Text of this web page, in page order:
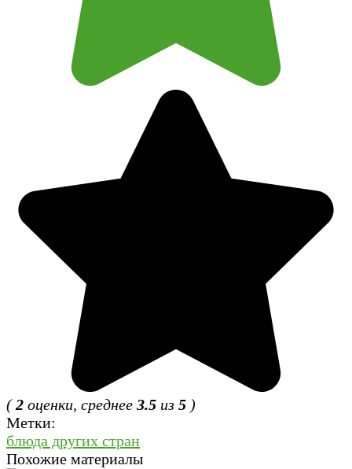
(2 оценки, среднее 3.5 из 5 )
Метки:
блюда других стран
Похожие материалы